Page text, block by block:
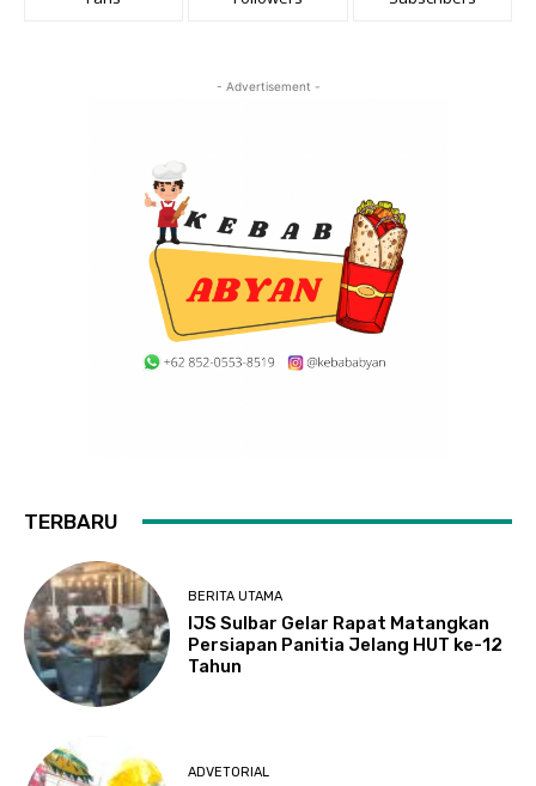
- Advertisement -
TERBARU
BERITA UTAMA
IJS Sulbar Gelar Rapat Matangkan
Persiapan Panitia Jelang HUT ke-12
Tahun
ADVETORIAL